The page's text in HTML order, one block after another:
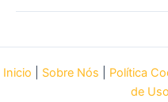
Inicio Sobre Nós Política
de Uso